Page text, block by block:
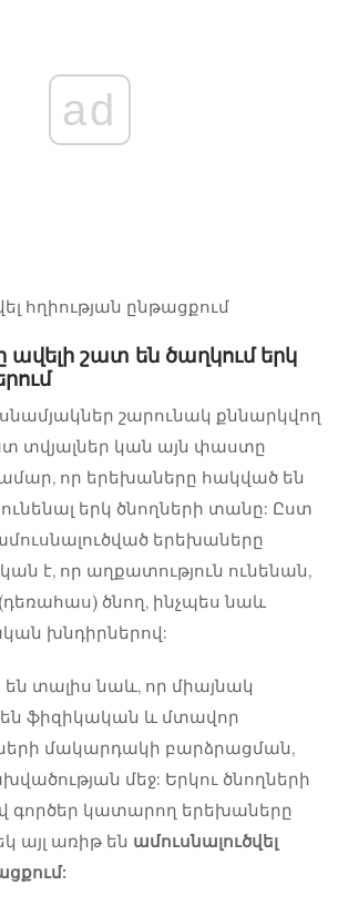
ad
ավելի շատ են ծաղկում երկ
շարունակ քննարկվող
տվյալներ կան այն փաստը
որ երեխաները հակված են
ունենալ երկ ծնողների տանը: Ըստ
երեխաները
է, որ աղքատություն ունենան,
ծնող, ինչպես նաև
խնդիրներով:
են տալիս նաև, որ միայնակ
են ֆիզիկական և մտավոր
մակարդակի բարձրացման,
մեջ: Երկու ծնողների
գործեր կատարող երեխաները
այլ առիթ են ամուսնալուծվել